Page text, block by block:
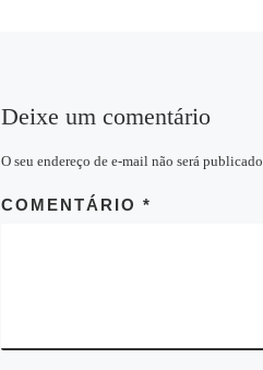
Deixe um comentário
O seu endereço de e-mail não será publicado.
COMENTÁRIO *